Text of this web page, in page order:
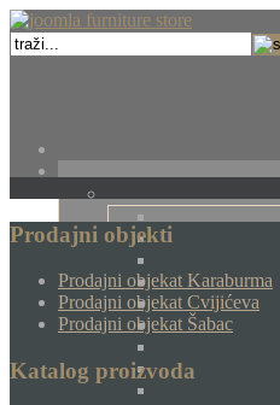
Prodajni objekti
Prodajni objekat Karaburma
Prodajni objekat Cvijićeva
Prodajni objekat Šabac
Katalog proizvoda